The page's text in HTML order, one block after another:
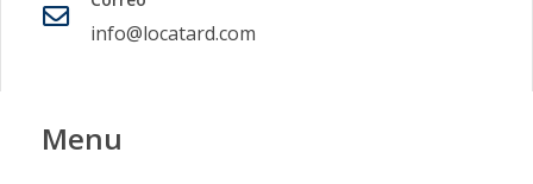
info@locatard.com
Menu